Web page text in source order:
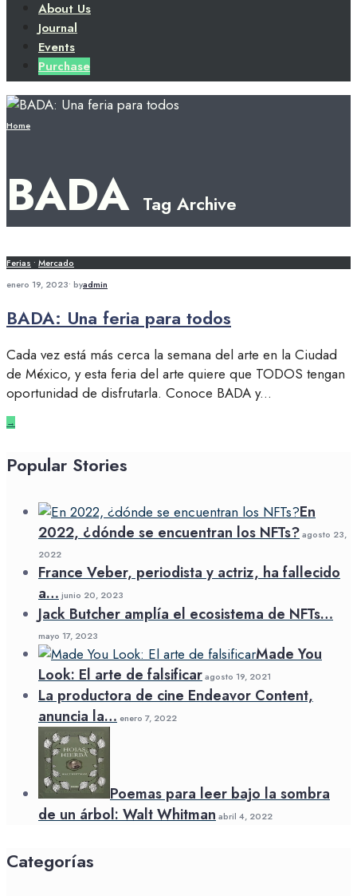
About Us
Journal
Events
Purchase
Home
BADA Tag Archive
Ferias • Mercado
enero 19, 2023• byadmin
BADA: Una feria para todos
Cada vez está más cerca la semana del arte en la Ciudad
de México, y esta feria del arte quiere que TODOS tengan
oportunidad de disfrutarla. Conoce BADA y...
→
Popular Stories
En
2022, ¿dónde se encuentran los NFTs?agosto 23,
2022
France Veber, periodista y actriz, ha fallecido
a… junio 20, 2023
Jack Butcher amplía el ecosistema de NFTs…
mayo 17, 2023
Made You
Look: El arte de falsificaragosto 19, 2021
La productora de cine Endeavor Content,
anuncia la… enero 7, 2022
Poemas para leer bajo la sombra
de un árbol: Walt Whitman abril 4, 2022
Categorías